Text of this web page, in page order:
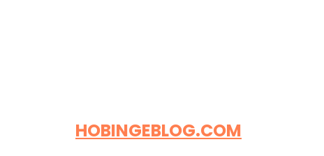
HOBINGEBLOG.COM